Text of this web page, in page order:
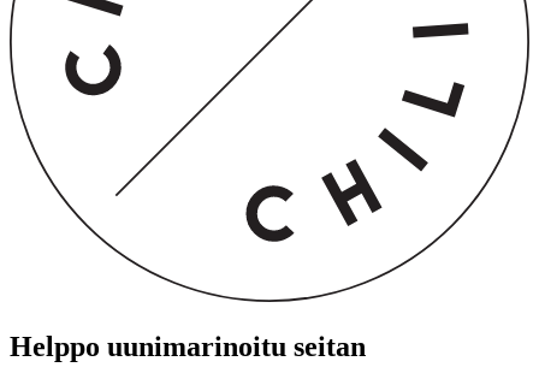
Helppo uunimarinoitu seitan